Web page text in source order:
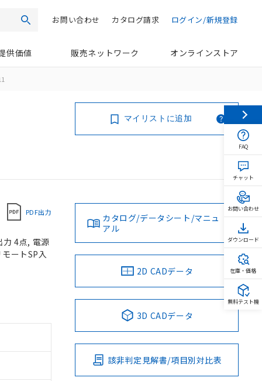
検索 ログイン/新規登録
カタログ請求
お問い合わせ
供価値 販売ネットワーク オンラインストア
マイリストに追加
PDF出力
4点, 電源
ートSP入
カタログ/データシート/マニュ
アル
2D CADデータ
3D CADデータ
該非判定見解書/項目別対比表
FAQ
チャット
お問い合わせ
ダウンロード
在庫・価格
無料テスト機